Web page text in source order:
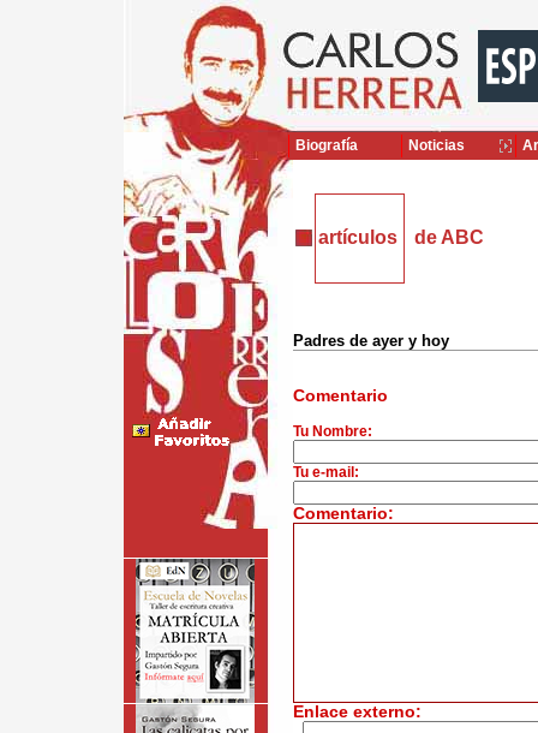
artículos de ABC
Padres de ayer y hoy
Comentario
Tu Nombre:
Tu e-mail:
Comentario:
Enlace externo:
Biografía Noticias